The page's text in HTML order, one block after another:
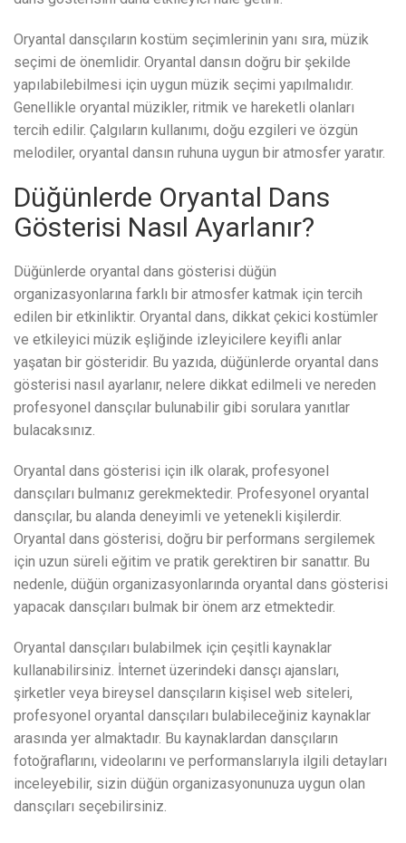
Oryantal dansçıların kostüm seçimlerinin yanı sıra, müzik
seçimi de önemlidir. Oryantal dansın doğru bir şekilde
yapılabilebilmesi için uygun müzik seçimi yapılmalıdır.
Genellikle oryantal müzikler, ritmik ve hareketli olanları
tercih edilir. Çalgıların kullanımı, doğu ezgileri ve özgün
melodiler, oryantal dansın ruhuna uygun bir atmosfer yaratır.
Düğünlerde Oryantal Dans
Gösterisi Nasıl Ayarlanır?
Düğünlerde oryantal dans gösterisi düğün
organizasyonlarına farklı bir atmosfer katmak için tercih
edilen bir etkinliktir. Oryantal dans, dikkat çekici kostümler
ve etkileyici müzik eşliğinde izleyicilere keyifli anlar
yaşatan bir gösteridir. Bu yazıda, düğünlerde oryantal dans
gösterisi nasıl ayarlanır, nelere dikkat edilmeli ve nereden
profesyonel dansçılar bulunabilir gibi sorulara yanıtlar
bulacaksınız.
Oryantal dans gösterisi için ilk olarak, profesyonel
dansçıları bulmanız gerekmektedir. Profesyonel oryantal
dansçılar, bu alanda deneyimli ve yetenekli kişilerdir.
Oryantal dans gösterisi, doğru bir performans sergilemek
için uzun süreli eğitim ve pratik gerektiren bir sanattır. Bu
nedenle, düğün organizasyonlarında oryantal dans gösterisi
yapacak dansçıları bulmak bir önem arz etmektedir.
Oryantal dansçıları bulabilmek için çeşitli kaynaklar
kullanabilirsiniz. İnternet üzerindeki dansçı ajansları,
şirketler veya bireysel dansçıların kişisel web siteleri,
profesyonel oryantal dansçıları bulabileceğiniz kaynaklar
arasında yer almaktadır. Bu kaynaklardan dansçıların
fotoğraflarını, videolarını ve performanslarıyla ilgili detayları
inceleyebilir, sizin düğün organizasyonunuza uygun olan
dansçıları seçebilirsiniz.